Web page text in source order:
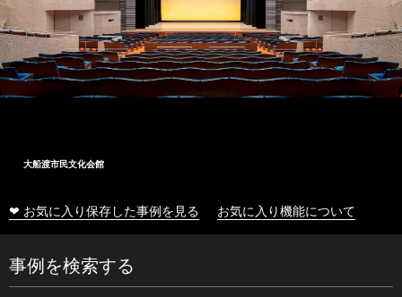
十和田市総合体育センター
❤ お気に入り保存した事例を見る お気に入り機能について
事例を検索する